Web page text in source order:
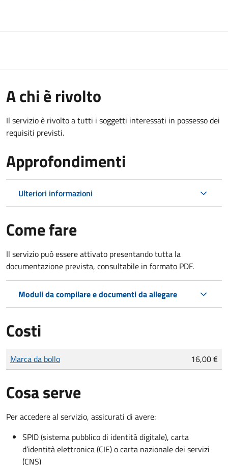
A chi è rivolto
Il servizio è rivolto a tutti i soggetti interessati in possesso dei
requisiti previsti.
Approfondimenti
Ulteriori informazioni
Come fare
Il servizio può essere attivato presentando tutta la
documentazione prevista, consultabile in formato PDF.
Moduli da compilare e documenti da allegare
Costi
Tipo di pagamento
Importo
Marca da bollo 16,00 €
Cosa serve
Per accedere al servizio, assicurati di avere:
SPID (sistema pubblico di identità digitale), carta
d’identità elettronica (CIE) o carta nazionale dei servizi
(CNS)